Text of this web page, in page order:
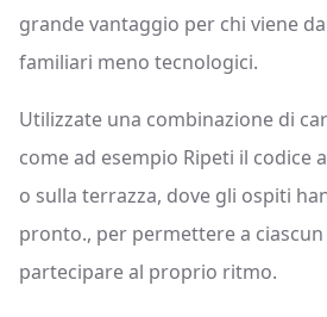
grande vantaggio per chi viene
familiari meno tecnologici.
Utilizzate una combinazione di
come ad esempio Ripeti il codice
o sulla terrazza, dove gli ospiti
pronto., per permettere a
partecipare al proprio ritmo.